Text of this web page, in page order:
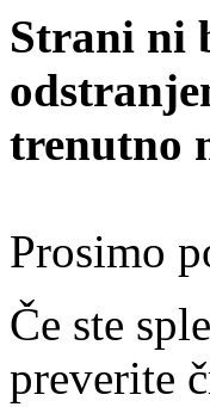
Strani ni
trenutno
Prosimo
Če ste
preverite